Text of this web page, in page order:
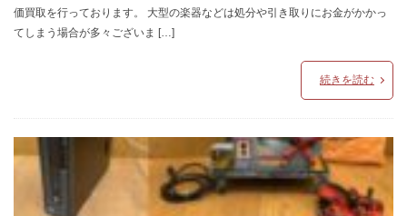
価買取を行っております。 大型の楽器などは処分や引き取りにお金がかかっ
てしまう場合が多々ございま […]
続きを読む